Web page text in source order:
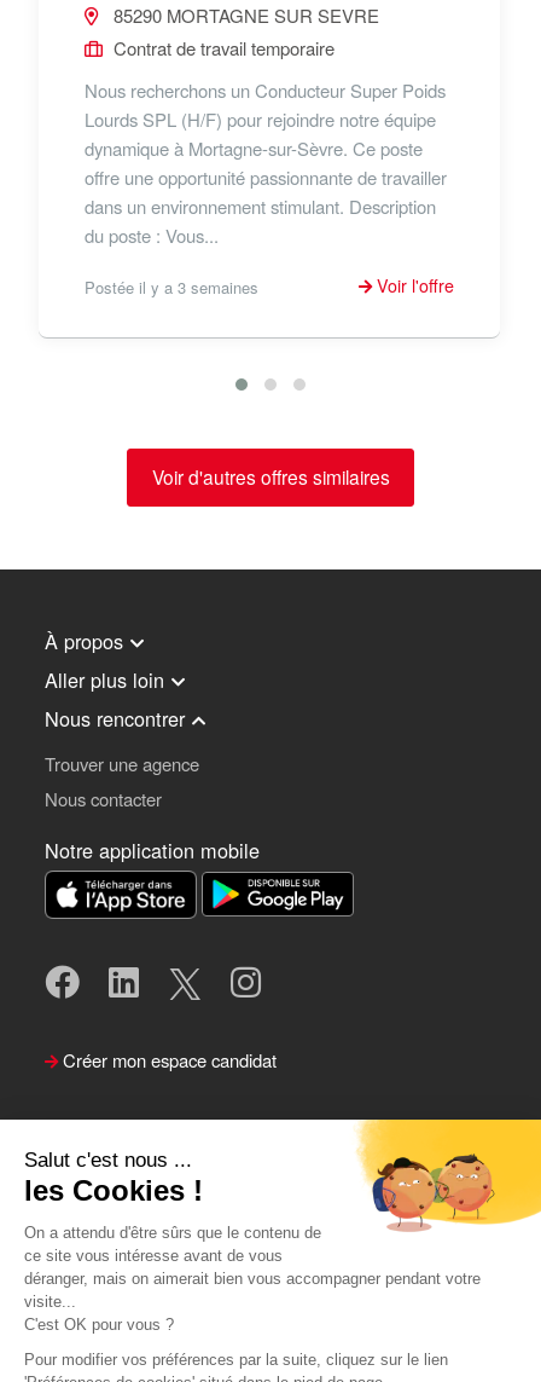
Salut c'est nous ...
les Cookies !
On a attendu d'être sûrs que le contenu de
ce site vous intéresse avant de vous
déranger, mais on aimerait bien vous accompagner pendant votre
visite...
C'est OK pour vous ?
Pour modifier vos préférences par la suite, cliquez sur le lien
85290 MORTAGNE SUR SEVRE
Contrat de travail temporaire
Nous recherchons un Conducteur Super Poids
Lourds SPL (H/F) pour rejoindre notre équipe
dynamique à Mortagne-sur-Sèvre. Ce poste
offre une opportunité passionnante de travailler
dans un environnement stimulant. Description
du poste : Vous...
Postée il y a 3 semaines Voir l'offre
Voir d'autres offres similaires
À propos
Aller plus loin
Nous rencontrer
Trouver une agence
Nous contacter
Notre application mobile
Créer mon espace candidat